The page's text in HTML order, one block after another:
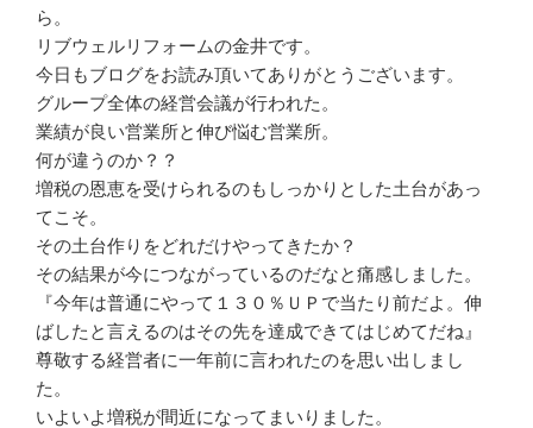
ら。
リブウェルリフォームの金井です。
今日もブログをお読み頂いてありがとうございます。
グループ全体の経営会議が行われた。
業績が良い営業所と伸び悩む営業所。
何が違うのか？？
増税の恩恵を受けられるのもしっかりとした土台があっ
てこそ。
その土台作りをどれだけやってきたか？
その結果が今につながっているのだなと痛感しました。
『今年は普通にやって１３０％ＵＰで当たり前だよ。伸
ばしたと言えるのはその先を達成できてはじめてだね』
尊敬する経営者に一年前に言われたのを思い出しまし
た。
いよいよ増税が間近になってまいりました。